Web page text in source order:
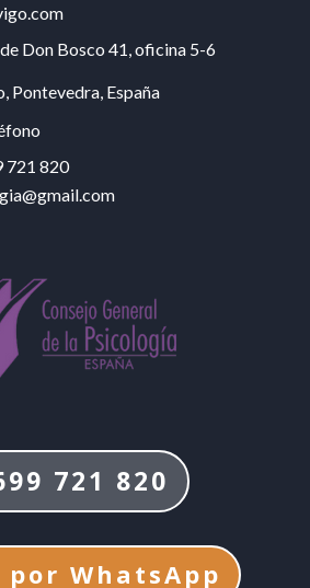
de Don Bosco 41, oficina 5-6
Pontevedra, España
721 820
721 820
WhatsApp